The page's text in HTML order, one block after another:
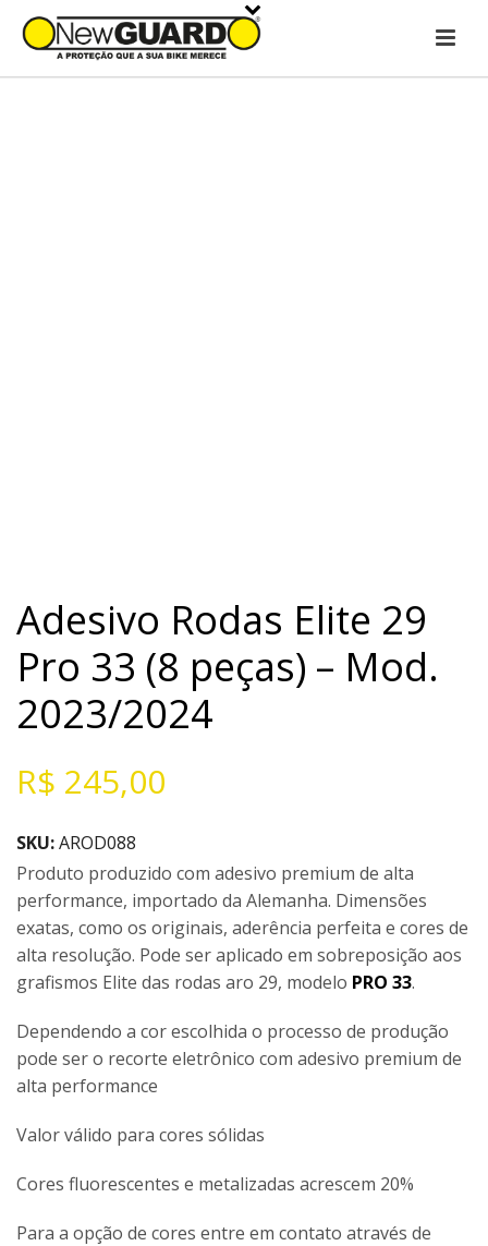
Adesivo Rodas Elite 29
Pro 33 (8 peças) – Mod.
2023/2024
R$ 245,00
SKU:AROD088
Produto produzido com adesivo premium de alta
performance, importado da Alemanha. Dimensões
exatas, como os originais, aderência perfeita e cores de
alta resolução. Pode ser aplicado em sobreposição aos
grafismos Elite das rodas aro 29, modelo PRO 33.
Dependendo a cor escolhida o processo de produção
pode ser o recorte eletrônico com adesivo premium de
alta performance
Valor válido para cores sólidas
Cores fluorescentes e metalizadas acrescem 20%
Para a opção de cores entre em contato através de